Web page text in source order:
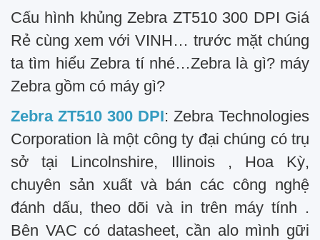
Cấu hình khủng Zebra ZT510 300 DPI Giá
Rẻ cùng xem với VINH… trước mặt chúng
ta tìm hiểu Zebra tí nhé…Zebra là gì? máy
Zebra gồm có máy gì?
Zebra ZT510 300 DPI: Zebra Technologies
Corporation là một công ty đại chúng có trụ
sở tại Lincolnshire, Illinois , Hoa Kỳ,
chuyên sản xuất và bán các công nghệ
đánh dấu, theo dõi và in trên máy tính .
Bên VAC có datasheet, cần alo mình gữi